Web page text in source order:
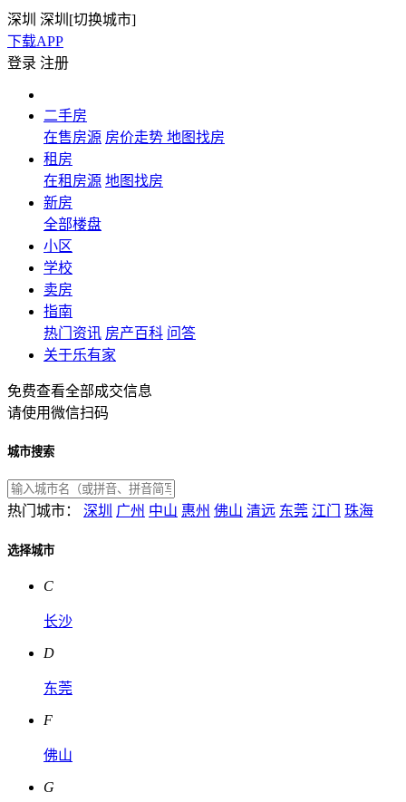
深圳 深圳[切换城市]
下载APP
登录 注册
二手房
在售房源 房价走势 地图找房
租房
在租房源 地图找房
新房
全部楼盘
小区
学校
卖房
指南
热门资讯 房产百科 问答
关于乐有家
免费查看全部成交信息
请使用微信扫码
城市搜索
热门城市： 深圳 广州 中山 惠州 佛山 清远 东莞 江门 珠海
选择城市
C
长沙
D
东莞
F
佛山
G